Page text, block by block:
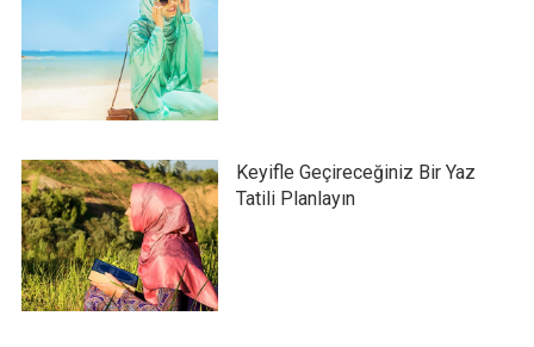
Keyifle Geçireceğiniz Bir Yaz
Tatili Planlayın